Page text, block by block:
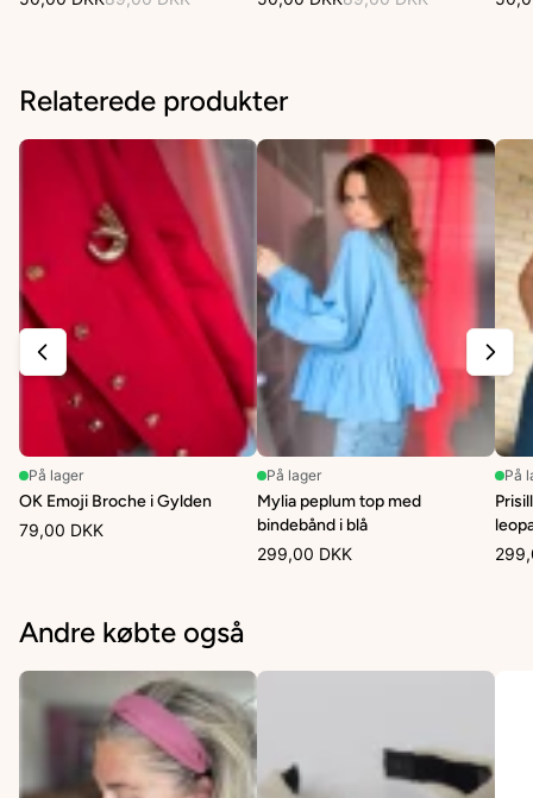
Relaterede produkter
På lager
OK Emoji Broche i Gylden
79,00 DKK
På lager
Mylia peplum top med
bindebånd i blå
299,00 DKK
På
Andre købte også